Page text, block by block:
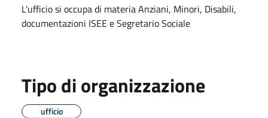
L'ufficio si occupa di materia Anziani, Minori, Disabili,
documentazioni ISEE e Segretario Sociale
Tipo di organizzazione
ufficio